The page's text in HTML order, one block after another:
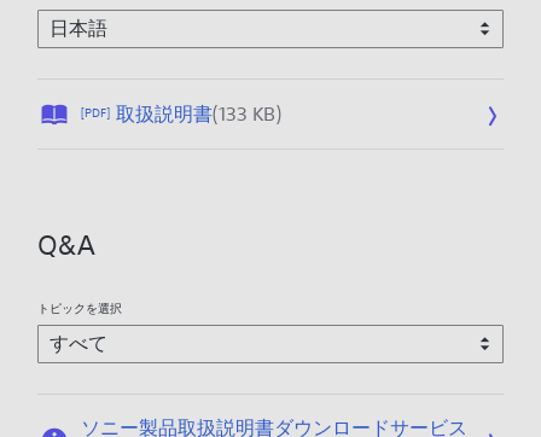
[PDF] 取扱説明書(133 KB)公
/
1
Q&A
トピックを選択
ソニー製品取扱説明書ダウンロードサービス